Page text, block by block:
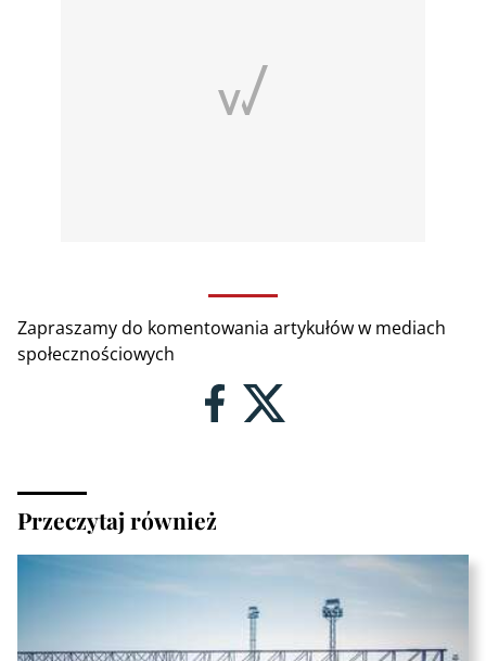
Zapraszamy do komentowania artykułów w mediach
społecznościowych
Przeczytaj również